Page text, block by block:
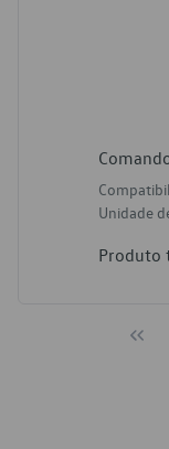
Unidade
Produto